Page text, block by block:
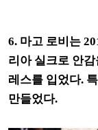
6. 마고 로비는
리아 실크로 안
레스를 입었다.
만들었다.